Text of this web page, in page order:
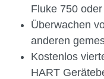
Fluke 750
Überwachen
anderen
Kostenlos
HART